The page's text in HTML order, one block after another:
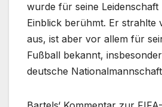
wurde für seine Leidenschaft
Einblick berühmt. Er strahlte
aus, ist aber vor allem für
Fußball bekannt,
deutsche